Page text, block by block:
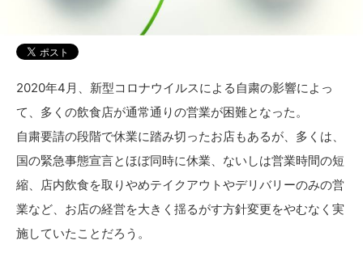
2020年4月、新型コロナウイルスによる自粛の影響によっ
て、多くの飲食店が通常通りの営業が困難となった。
自粛要請の段階で休業に踏み切ったお店もあるが、多くは、
国の緊急事態宣言とほぼ同時に休業、ないしは営業時間の短
縮、店内飲食を取りやめテイクアウトやデリバリーのみの営
業など、お店の経営を大きく揺るがす方針変更をやむなく実
施していたことだろう。